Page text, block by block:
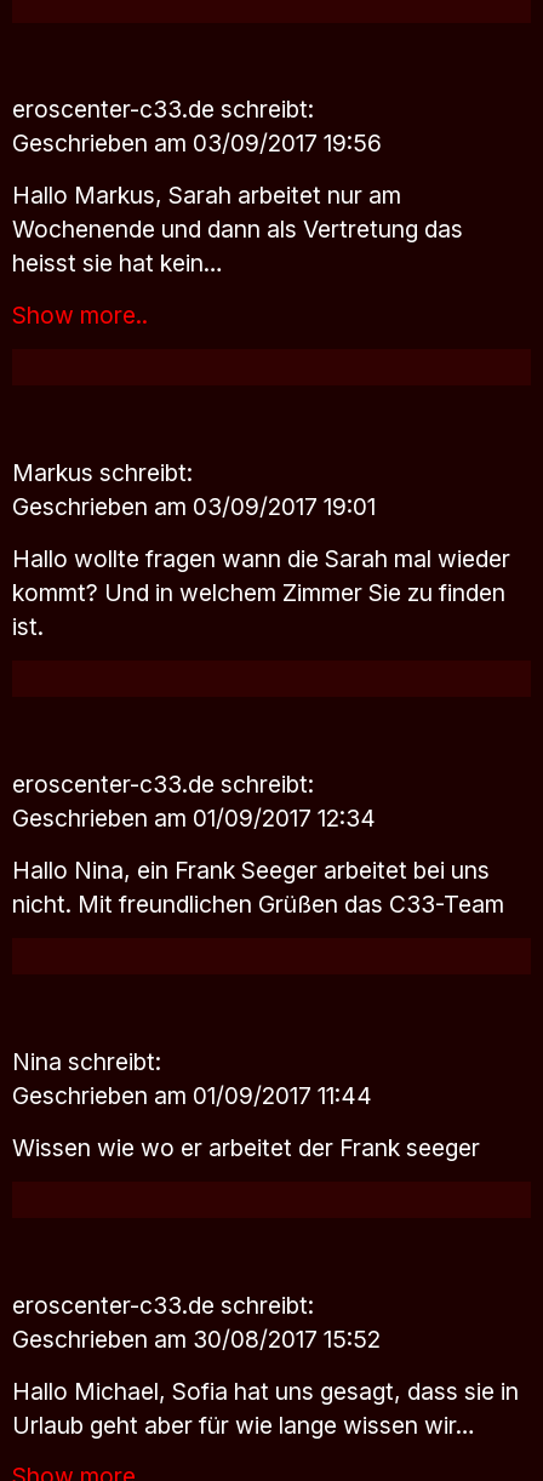
eroscenter-c33.de schreibt:
Geschrieben am 03/09/2017 19:56
Hallo Markus, Sarah arbeitet nur am
Wochenende und dann als Vertretung das
heisst sie hat kein…
Show more..
Markus schreibt:
Geschrieben am 03/09/2017 19:01
Hallo wollte fragen wann die Sarah mal wieder
kommt? Und in welchem Zimmer Sie zu finden
ist.
eroscenter-c33.de schreibt:
Geschrieben am 01/09/2017 12:34
Hallo Nina, ein Frank Seeger arbeitet bei uns
nicht. Mit freundlichen Grüßen das C33-Team
Nina schreibt:
Geschrieben am 01/09/2017 11:44
Wissen wie wo er arbeitet der Frank seeger
eroscenter-c33.de schreibt:
Geschrieben am 30/08/2017 15:52
Hallo Michael, Sofia hat uns gesagt, dass sie in
Urlaub geht aber für wie lange wissen wir…